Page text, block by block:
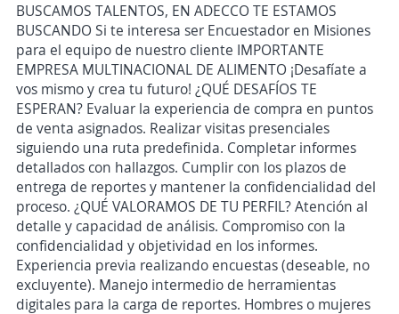
BUSCAMOS TALENTOS, EN ADECCO TE ESTAMOS
BUSCANDO Si te interesa ser Encuestador en Misiones
para el equipo de nuestro cliente IMPORTANTE
EMPRESA MULTINACIONAL DE ALIMENTO ¡Desafíate a
vos mismo y crea tu futuro! ¿QUÉ DESAFÍOS TE
ESPERAN? Evaluar la experiencia de compra en puntos
de venta asignados. Realizar visitas presenciales
siguiendo una ruta predefinida. Completar informes
detallados con hallazgos. Cumplir con los plazos de
entrega de reportes y mantener la confidencialidad del
proceso. ¿QUÉ VALORAMOS DE TU PERFIL? Atención al
detalle y capacidad de análisis. Compromiso con la
confidencialidad y objetividad en los informes.
Experiencia previa realizando encuestas (deseable, no
excluyente). Manejo intermedio de herramientas
digitales para la carga de reportes. Hombres o mujeres